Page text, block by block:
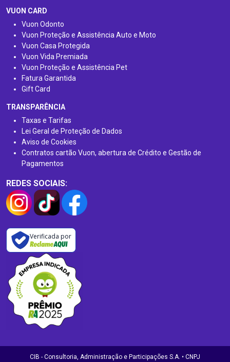
VUON CARD
Vuon Odonto
Vuon Proteção e Assistência Auto e Moto
Vuon Casa Protegida
Vuon Vida Premiada
Vuon Proteção e Assistência Pet
Fatura Garantida
Gift Card
TRANSPARÊNCIA
Taxas e Tarifas
Lei Geral de Proteção de Dados
Aviso de Cookies
Contratos cartão Vuon, abertura de Crédito e Gestão de
Pagamentos
REDES SOCIAIS:
Verificada por
CIB - Consultoria, Administração e Participações S.A. • CNPJ